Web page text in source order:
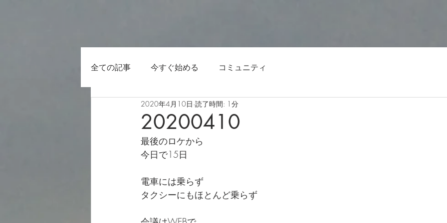
全ての記事 今すぐ始める コミュニティ
20200410
2020年4月10日 読了時間: 1分
最後のロケから
今日で15日
電車には乗らず
タクシーにもほとんど乗らず